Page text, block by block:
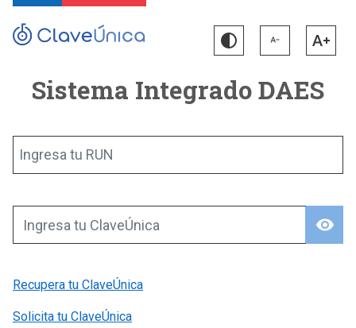
Sistema Integrado DAES
Ingresa tu RUN
visibility
Ingresa tu ClaveÚnica
Recupera tu ClaveÚnica
Solicita tu ClaveÚnica